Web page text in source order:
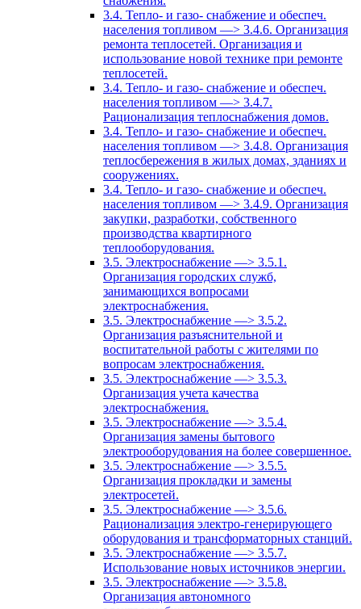
3.4. Тепло- и газо- снабжение и обеспеч.
населения топливом —> 3.4.6. Организация
ремонта теплосетей. Организация и
использование новой технике при ремонте
теплосетей.
3.4. Тепло- и газо- снабжение и обеспеч.
населения топливом —> 3.4.7.
Рационализация теплоснабжения домов.
3.4. Тепло- и газо- снабжение и обеспеч.
населения топливом —> 3.4.8. Организация
теплосбережения в жилых домах, зданиях и
сооружениях.
3.4. Тепло- и газо- снабжение и обеспеч.
населения топливом —> 3.4.9. Организация
закупки, разработки, собственного
производства квартирного
теплооборудования.
3.5. Электроснабжение —> 3.5.1.
Организация городских служб,
занимающихся вопросами
электроснабжения.
3.5. Электроснабжение —> 3.5.2.
Организация разъяснительной и
воспитательной работы с жителями по
вопросам электроснабжения.
3.5. Электроснабжение —> 3.5.3.
Организация учета качества
электроснабжения.
3.5. Электроснабжение —> 3.5.4.
Организация замены бытового
электрооборудования на более совершенное.
3.5. Электроснабжение —> 3.5.5.
Организация прокладки и замены
электросетей.
3.5. Электроснабжение —> 3.5.6.
Рационализация электро-генерирующего
оборудования и трансформаторных станций.
3.5. Электроснабжение —> 3.5.7.
Использование новых источников энергии.
3.5. Электроснабжение —> 3.5.8.
Организация автономного